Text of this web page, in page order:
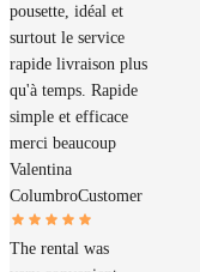
pousette, idéal et
surtout le service
rapide livraison plus
qu'à temps. Rapide
simple et efficace
merci beaucoup
Valentina
ColumbroCustomer
The rental was